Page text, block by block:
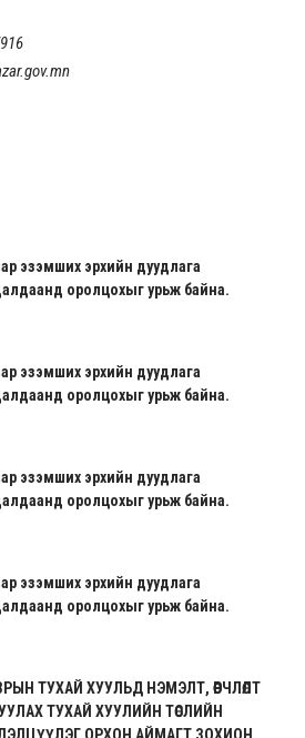
эзэмших эрхийн дуудлага
оролцохыг урьж байна.
эзэмших эрхийн дуудлага
оролцохыг урьж байна.
эзэмших эрхийн дуудлага
оролцохыг урьж байна.
эзэмших эрхийн дуудлага
оролцохыг урьж байна.
ТУХАЙ ХУУЛЬД НЭМЭЛТ, ӨӨРЧЛӨЛТ
ТУХАЙ ХУУЛИЙН ТӨСЛИЙН
ОРХОН АЙМАГТ ЗОХИОН